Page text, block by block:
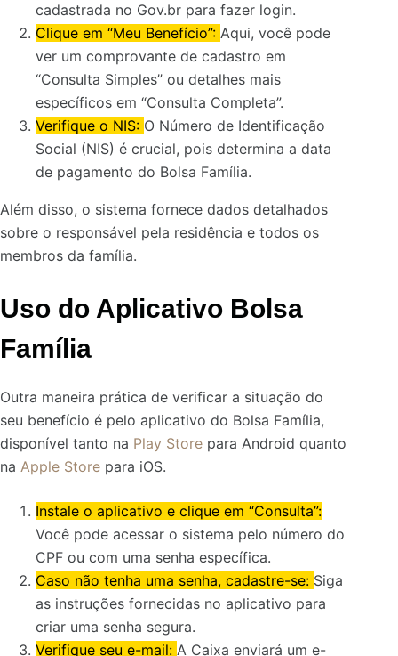
cadastrada no Gov.br para fazer login.
Clique em “Meu Benefício”: Aqui, você pode
ver um comprovante de cadastro em
“Consulta Simples” ou detalhes mais
específicos em “Consulta Completa”.
Verifique o NIS: O Número de Identificação
Social (NIS) é crucial, pois determina a data
de pagamento do Bolsa Família.
Além disso, o sistema fornece dados detalhados
sobre o responsável pela residência e todos os
membros da família.
Uso do Aplicativo Bolsa
Família
Outra maneira prática de verificar a situação do
seu benefício é pelo aplicativo do Bolsa Família,
disponível tanto na Play Store para Android quanto
na Apple Store para iOS.
Instale o aplicativo e clique em “Consulta”:
Você pode acessar o sistema pelo número do
CPF ou com uma senha específica.
Caso não tenha uma senha, cadastre-se: Siga
as instruções fornecidas no aplicativo para
criar uma senha segura.
Verifique seu e-mail: A Caixa enviará um e-